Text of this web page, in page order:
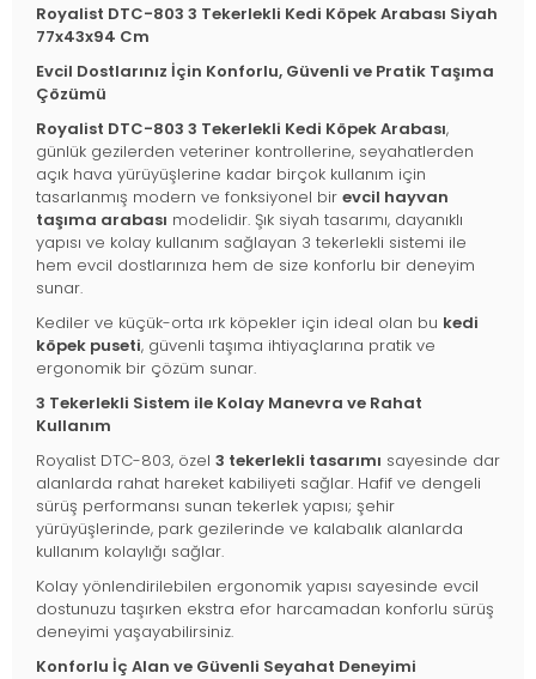
Royalist DTC-803 3 Tekerlekli Kedi Köpek Arabası Siyah
77x43x94 Cm
Evcil Dostlarınız İçin Konforlu, Güvenli ve Pratik Taşıma
Çözümü
Royalist DTC-803 3 Tekerlekli Kedi Köpek Arabası,
günlük gezilerden veteriner kontrollerine, seyahatlerden
açık hava yürüyüşlerine kadar birçok kullanım için
tasarlanmış modern ve fonksiyonel bir evcil hayvan
taşıma arabası modelidir. Şık siyah tasarımı, dayanıklı
yapısı ve kolay kullanım sağlayan 3 tekerlekli sistemi ile
hem evcil dostlarınıza hem de size konforlu bir deneyim
sunar.
Kediler ve küçük-orta ırk köpekler için ideal olan bu kedi
köpek puseti, güvenli taşıma ihtiyaçlarına pratik ve
ergonomik bir çözüm sunar.
3 Tekerlekli Sistem ile Kolay Manevra ve Rahat
Kullanım
Royalist DTC-803, özel 3 tekerlekli tasarımı sayesinde dar
alanlarda rahat hareket kabiliyeti sağlar. Hafif ve dengeli
sürüş performansı sunan tekerlek yapısı; şehir
yürüyüşlerinde, park gezilerinde ve kalabalık alanlarda
kullanım kolaylığı sağlar.
Kolay yönlendirilebilen ergonomik yapısı sayesinde evcil
dostunuzu taşırken ekstra efor harcamadan konforlu sürüş
deneyimi yaşayabilirsiniz.
Konforlu İç Alan ve Güvenli Seyahat Deneyimi